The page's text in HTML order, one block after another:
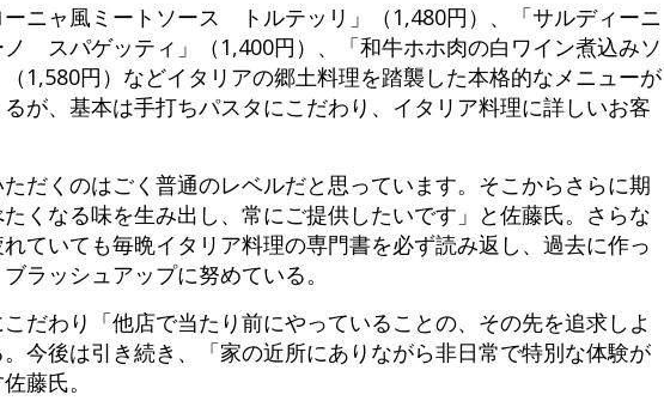
ニャ風ミートソース トルテッリ」（1,480円）、「サルディーニ
スパゲッティ」（1,400円）、「和牛ホホ肉の白ワイン煮込みソ
1,580円）などイタリアの郷土料理を踏襲した本格的なメニューが
が、基本は手打ちパスタにこだわり、イタリア料理に詳しいお客
だくのはごく普通のレベルだと思っています。そこからさらに期
くなる味を生み出し、常にご提供したいです」と佐藤氏。さらな
ていても毎晩イタリア料理の専門書を必ず読み返し、過去に作っ
ラッシュアップに努めている。
だわり「他店で当たり前にやっていることの、その先を追求しよ
今後は引き続き、「家の近所にありながら非日常で特別な体験が
藤氏。